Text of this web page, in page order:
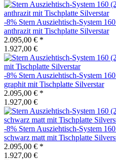
-8% Stern Ausziehtisch-System
anthrazit mit Tischplatte Silverstar
2.095,00 € *
1.927,00 €
-8% Stern Ausziehtisch-System
graphit mit Tischplatte Silverstar
2.095,00 € *
1.927,00 €
-8% Stern Ausziehtisch-System
schwarz matt mit Tischplatte
2.095,00 € *
1.927,00 €